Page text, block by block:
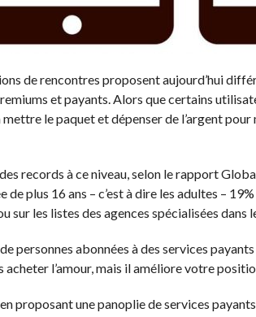
de rencontres proposent aujourd’hui
et payants. Alors que certains
mettre le paquet et dépenser de l’argent
records à ce niveau, selon le rapport
de plus 16 ans – c’est à dire les adultes –
sur les listes des agences spécialisées dans
personnes abonnées à des services
acheter l’amour, mais il améliore votre
proposant une panoplie de services